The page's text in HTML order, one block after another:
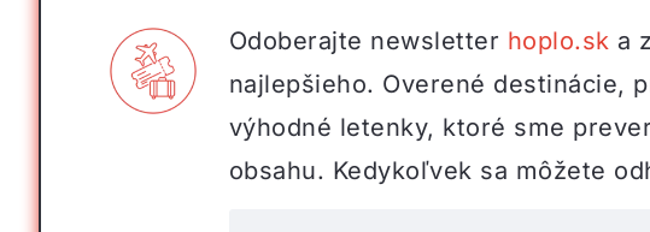
Odoberajte newsletter hoplo.sk a
najlepšieho. Overené destinácie,
výhodné letenky, ktoré sme
obsahu. Kedykoľvek sa môžete